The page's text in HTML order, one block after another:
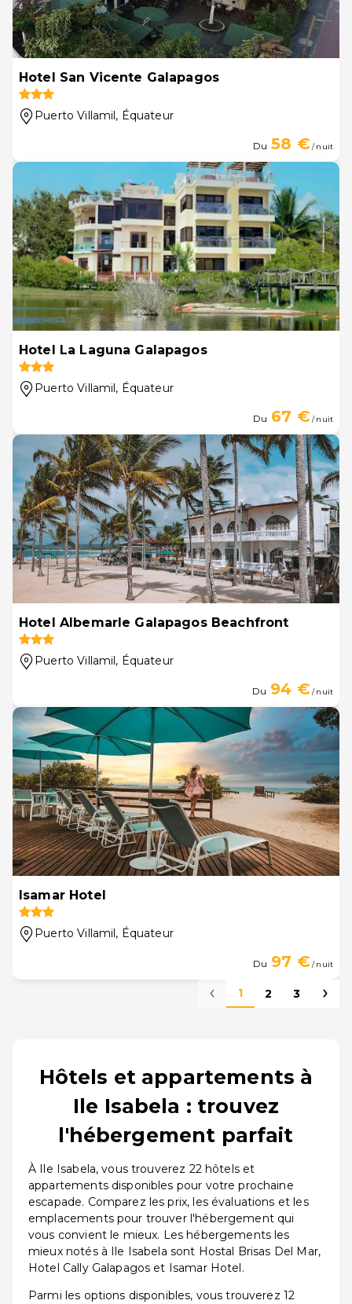
Hotel San Vicente Galapagos
Puerto Villamil, Équateur
Du 58 €/ nuit
Hotel La Laguna Galapagos
Puerto Villamil, Équateur
Du 67 €/ nuit
Hotel Albemarle Galapagos Beachfront
Puerto Villamil, Équateur
Du 94 €/ nuit
Isamar Hotel
Puerto Villamil, Équateur
Du 97 €/ nuit
1 2 3
Hôtels et appartements à
Ile Isabela : trouvez
l'hébergement parfait
À Ile Isabela, vous trouverez 22 hôtels et
appartements disponibles pour votre prochaine
escapade. Comparez les prix, les évaluations et les
emplacements pour trouver l'hébergement qui
vous convient le mieux. Les hébergements les
mieux notés à Ile Isabela sont Hostal Brisas Del Mar,
Hotel Cally Galapagos et Isamar Hotel.
Parmi les options disponibles, vous trouverez 12